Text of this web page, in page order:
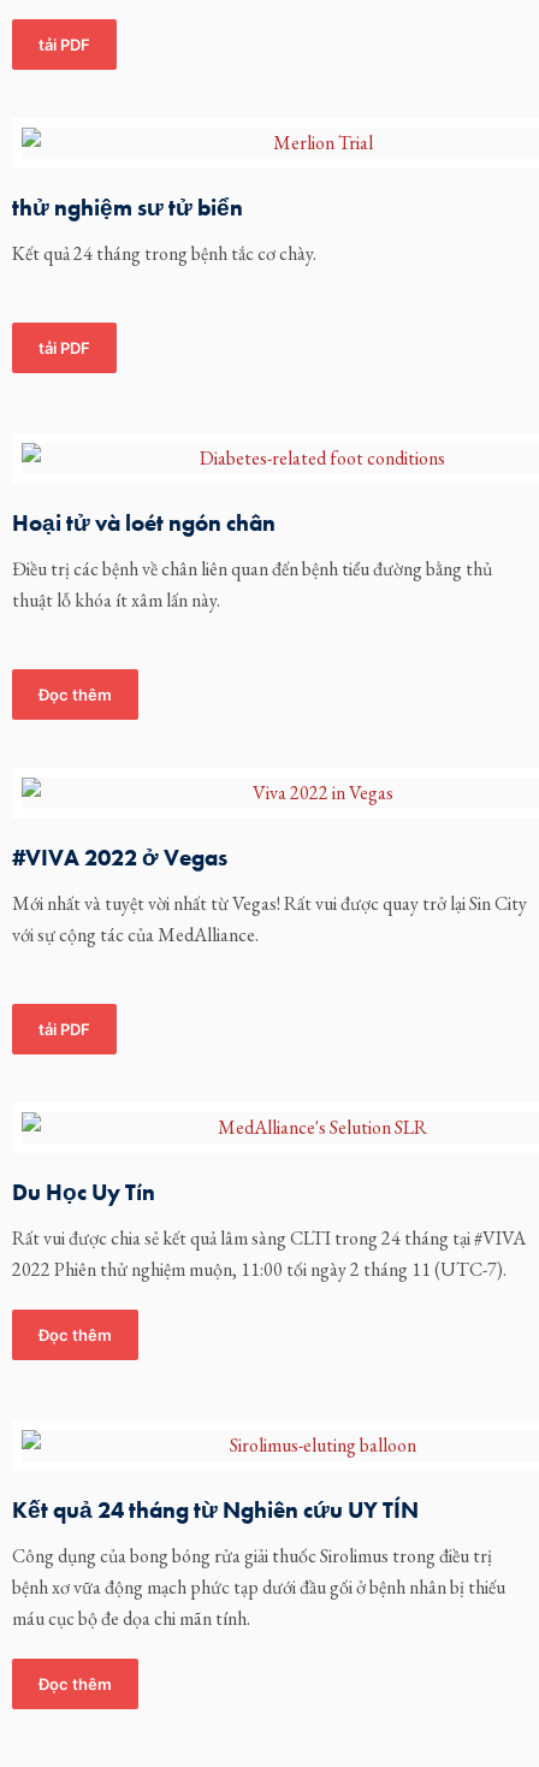
tải PDF
thử nghiệm sư tử biển
Kết quả 24 tháng trong bệnh tắc cơ chày.
tải PDF
Hoại tử và loét ngón chân
Điều trị các bệnh về chân liên quan đến bệnh tiểu đường bằng thủ
thuật lỗ khóa ít xâm lấn này.
Đọc thêm
#VIVA 2022 ở Vegas
Mới nhất và tuyệt vời nhất từ Vegas! Rất vui được quay trở lại Sin City
với sự cộng tác của MedAlliance.
tải PDF
Du Học Uy Tín
Rất vui được chia sẻ kết quả lâm sàng CLTI trong 24 tháng tại #VIVA
2022 Phiên thử nghiệm muộn, 11:00 tối ngày 2 tháng 11 (UTC-7).
Đọc thêm
Kết quả 24 tháng từ Nghiên cứu UY TÍN
Công dụng của bong bóng rửa giải thuốc Sirolimus trong điều trị
bệnh xơ vữa động mạch phức tạp dưới đầu gối ở bệnh nhân bị thiếu
máu cục bộ đe dọa chi mãn tính.
Đọc thêm